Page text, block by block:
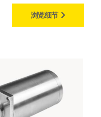
浏览细节